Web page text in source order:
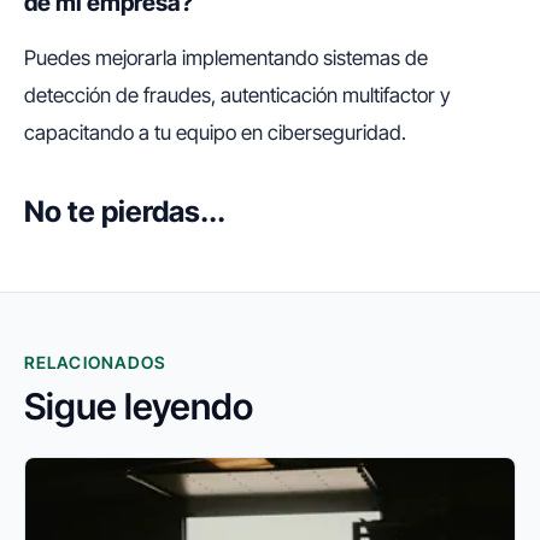
Puedes mejorarla implementando sistemas de
detección de fraudes, autenticación multifactor y
capacitando a tu equipo en ciberseguridad.
No te pierdas...
RELACIONADOS
Sigue leyendo